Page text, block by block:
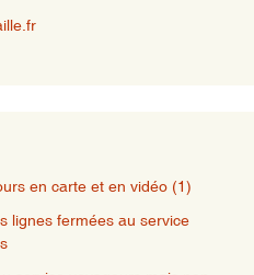
en carte et en vidéo (1)
lignes fermées au service